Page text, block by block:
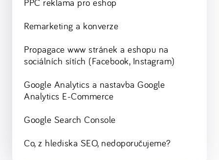
PPC reklama pro eshop
Remarketing a konverze
Propagace www stránek a eshopu na
sociálních sítích (Facebook, Instagram)
Google Analytics a nastavba Google
Analytics E-Commerce
Google Search Console
Co, z hlediska SEO, nedoporučujeme?